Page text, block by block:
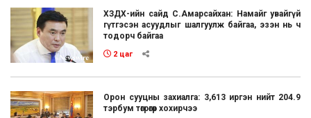
ХЗДХ-ийн сайд С.Амарсайхан: Намайг увайгүй
гүтгэсэн асуудлыг шалгуулж байгаа, эзэн нь ч
тодорч байгаа
2 цаг
Орон сууцны захиалга: 3,613 иргэн нийт 204.9
тэрбум төгрөгөөр хохирчээ